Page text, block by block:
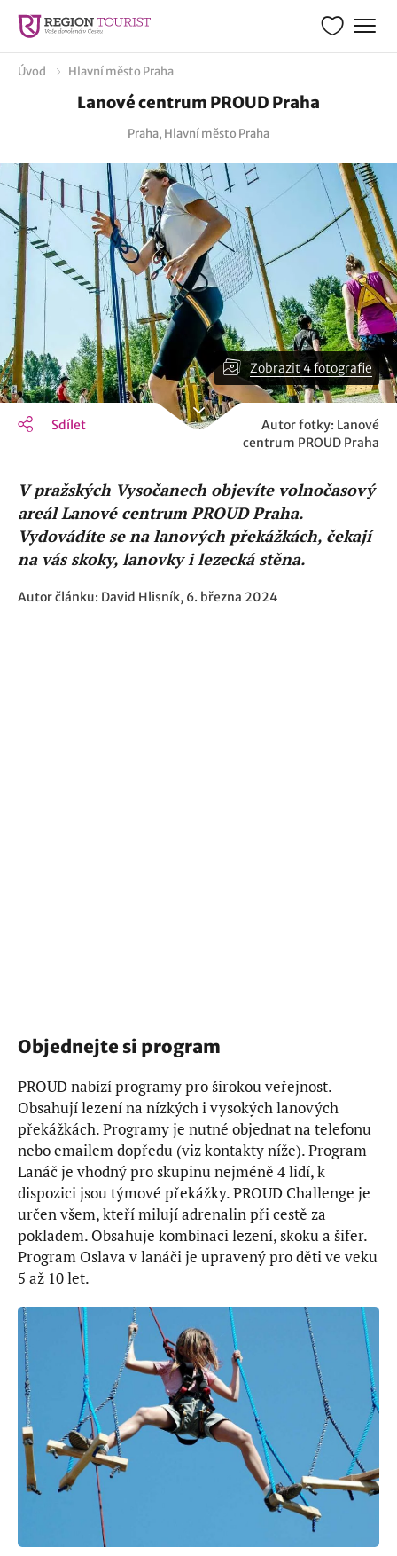
Úvod Hlavní město Praha
Lanové centrum PROUD Praha
Praha, Hlavní město Praha
Zobrazit 4 fotografie
Sdílet
Autor fotky: Lanové
centrum PROUD Praha
V pražských Vysočanech objevíte volnočasový
areál Lanové centrum PROUD Praha.
Vydovádíte se na lanových překážkách, čekají
na vás skoky, lanovky i lezecká stěna.
Autor článku: David Hlisník, 6. března 2024
Objednejte si program
PROUD nabízí programy pro širokou veřejnost.
Obsahují lezení na nízkých i vysokých lanových
překážkách. Programy je nutné objednat na telefonu
nebo emailem dopředu (viz kontakty níže). Program
Lanáč je vhodný pro skupinu nejméně 4 lidí, k
dispozici jsou týmové překážky. PROUD Challenge je
určen všem, kteří milují adrenalin při cestě za
pokladem. Obsahuje kombinaci lezení, skoku a šifer.
Program Oslava v lanáči je upravený pro děti ve veku
5 až 10 let.